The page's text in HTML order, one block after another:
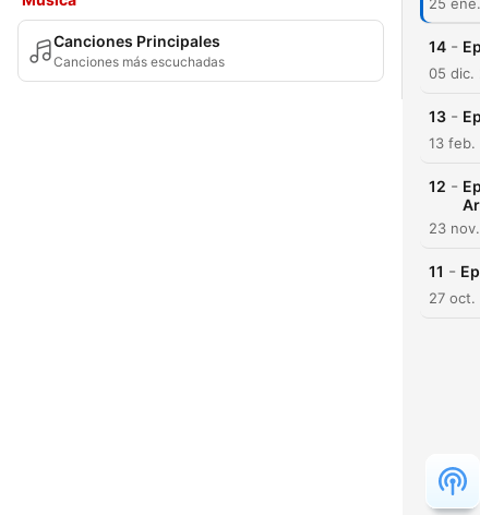
Canciones Principales
Canciones más escuchadas
14 -
05 dic.
13 -
13 feb.
12 -
23
11 -
27 oct.